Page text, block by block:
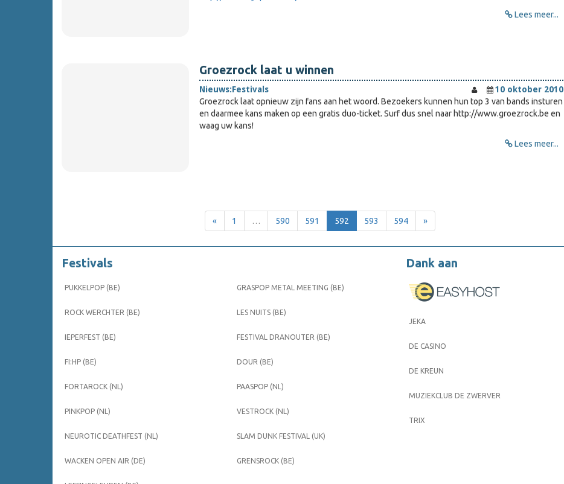
Lees meer...
Groezrock laat u winnen
Nieuws:Festivals
10 oktober 2010
Groezrock laat opnieuw zijn fans aan het woord. Bezoekers kunnen hun top 3 van bands insturen
en daarmee kans maken op een gratis duo-ticket. Surf dus snel naar http://www.groezrock.be en
waag uw kans!
Lees meer...
« 1 … 590 591 592 593 594 »
Festivals
PUKKELPOP (BE)
ROCK WERCHTER (BE)
IEPERFEST (BE)
FI:HP (BE)
FORTAROCK (NL)
PINKPOP (NL)
NEUROTIC DEATHFEST (NL)
WACKEN OPEN AIR (DE)
GRASPOP METAL MEETING (BE)
LES NUITS (BE)
FESTIVAL DRANOUTER (BE)
DOUR (BE)
PAASPOP (NL)
VESTROCK (NL)
SLAM DUNK FESTIVAL (UK)
GRENSROCK (BE)
Dank aan
JEKA
DE CASINO
DE KREUN
MUZIEKCLUB DE ZWERVER
TRIX